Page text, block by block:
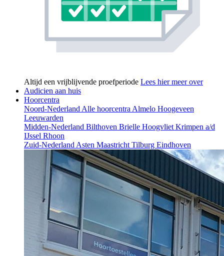
Altijd een vrijblijvende proefperiode Lees hier meer over
Audicien aan huis
Hoorcentra
Noord-Nederland Alle hoorcentra Almelo Hoogeveen
Leeuwarden
Midden-Nederland Bilthoven Brielle Hoogvliet Krimpen a/d
IJssel Rhoon
Zuid-Nederland Asten Maastricht Tilburg Eindhoven